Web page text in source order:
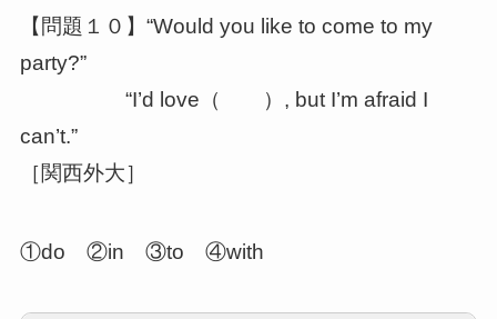
rememberは、後ろが不定詞か動名詞かで意
味が異なります
去的、不定詞には未来的な意味
【問題１０】“Would you like to come to my
party?”
“I’d love（ ）, but I’m afraid I
can’t.”
［関西外大］
①do ②in ③to ④with